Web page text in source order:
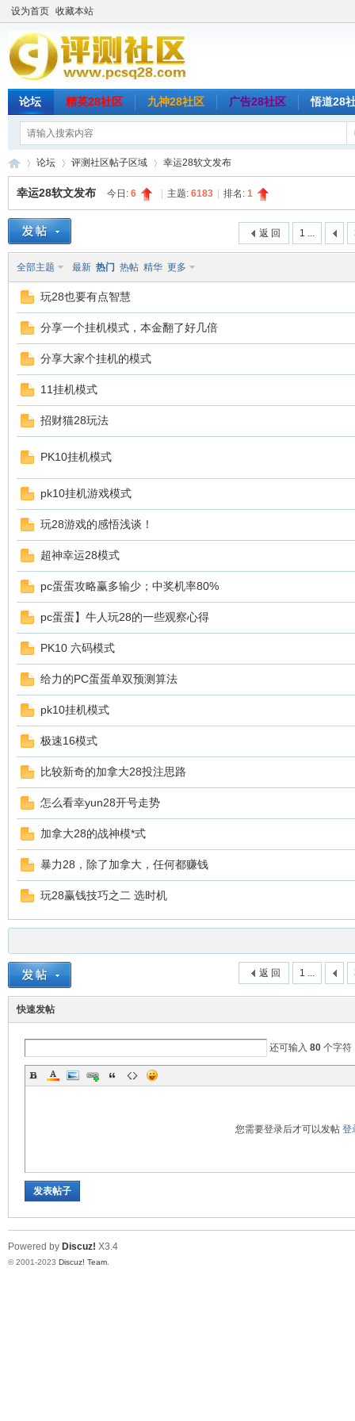
设为首页 收藏本站
论坛 精英28社区 九神28社区 广告28社区 悟道28
运
»
论坛
›
评测社区帖子区域 幸运28软文发布
幸运28软文发布 今日: 6 主题: 6183 排名: 1
1 ...
返 回
全部主题 最新 热门 热帖 精华 更多
玩28也要有点智慧
分享一个挂机模式，本金翻了好几倍
分享大家个挂机的模式
11挂机模式
招财猫28玩法
PK10挂机模式
pk10挂机游戏模式
玩28游戏的感悟浅谈！
超神幸运28模式
pc蛋蛋攻略赢多输少；中奖机率80%
pc蛋蛋】牛人玩28的一些观察心得
PK10 六码模式
给力的PC蛋蛋单双预测算法
pk10挂机模式
极速16模式
比较新奇的加拿大28投注思路
怎么看幸yun28开号走势
加拿大28的战神模*式
暴力28，除了加拿大，任何都赚钱
玩28赢钱技巧之二 选时机
1 ...
返 回
快速发帖
还可输入 80 个字符
您需要登录后才可以发帖 登
发表帖子
Powered by Discuz! X3.4
© 2001-2023 Discuz! Team